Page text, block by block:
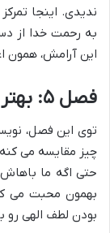
ندیدی. اینجا
به رحمت خدا از
این آرامش،
فصل ۵: بهتر از تو ندیده ام هنوز
توی این فصل،
چیز مقایسه می
حتی اگه ما
بهمون محبت می
بودن لطف الهی رو